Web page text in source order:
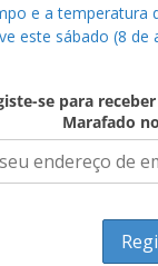
e a temperatura
este sábado (8 de
se para
Marafado